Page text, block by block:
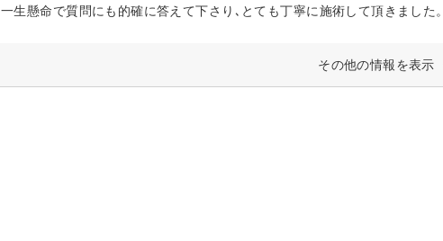
一生懸命で質問にも的確に答えて下さり､とても丁寧に施術して頂きました。
その他の情報を表示